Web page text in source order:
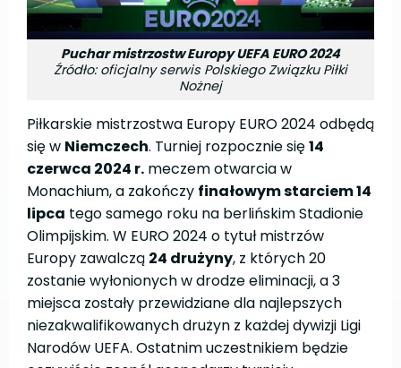
Puchar mistrzostw Europy UEFA EURO 2024
Źródło: oficjalny serwis Polskiego Związku Piłki
Nożnej
Piłkarskie mistrzostwa Europy EURO 2024 odbędą
się w Niemczech. Turniej rozpocznie się14
czerwca 2024 r. meczem otwarcia w
Monachium, a zakończy finałowym starciem 14
lipca tego samego roku na berlińskim Stadionie
Olimpijskim. W EURO 2024 o tytuł mistrzów
Europy zawalczą 24 drużyny, z których 20
zostanie wyłonionych w drodze eliminacji, a 3
miejsca zostały przewidziane dla najlepszych
niezakwalifikowanych drużyn z każdej dywizji Ligi
Narodów UEFA. Ostatnim uczestnikiem będzie